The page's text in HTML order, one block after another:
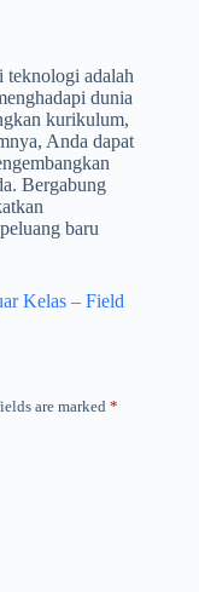
teknologi adalah
dunia
kurikulum,
Anda dapat
Bergabung
baru
Kelas – Field
are marked *